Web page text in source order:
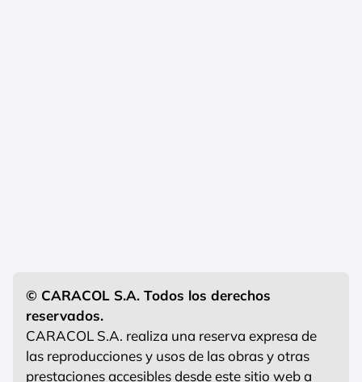
© CARACOL S.A. Todos los derechos
reservados.
CARACOL S.A. realiza una reserva expresa de
las reproducciones y usos de las obras y otras
prestaciones accesibles desde este sitio web a